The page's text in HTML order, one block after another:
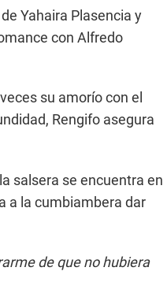
Yahaira Plasencia y
con Alfredo
su amorío con el
Rengifo asegura
salsera se encuentra en
a la cumbiambera dar
de que no hubiera